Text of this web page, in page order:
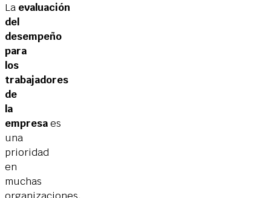
La evaluación
del
desempeño
para
los
trabajadores
de
la
empresaes
una
prioridad
en
muchas